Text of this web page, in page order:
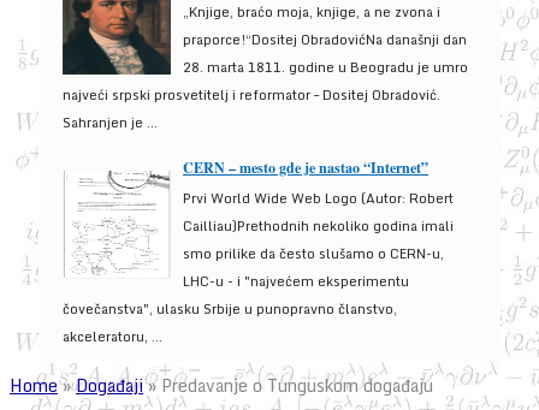
„Knjige, braćo moja, knjige, a ne zvona i
praporce!“Dositej ObradovićNa današnji dan
28. marta 1811. godine u Beogradu je umro
najveći srpski prosvetitelj i reformator – Dositej Obradović.
Sahranjen je ...
CERN – mesto gde je nastao “Internet”
Prvi World Wide Web Logo (Autor: Robert
Cailliau)Prethodnih nekoliko godina imali
smo prilike da često slušamo o CERN-u,
LHC-u - i "najvećem eksperimentu
čovečanstva", ulasku Srbije u punopravno članstvo,
akceleratoru, ...
Home»Događaji»Predavanje o Tunguskom događaju